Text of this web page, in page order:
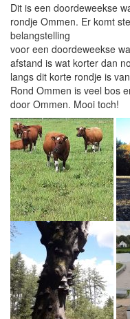
Dit is een doordeweekse
rondje Ommen. Er komt
belangstelling
voor een doordeweekse
afstand is wat korter dan
langs dit korte rondje is
Rond Ommen is veel bos
door Ommen. Mooi toch!